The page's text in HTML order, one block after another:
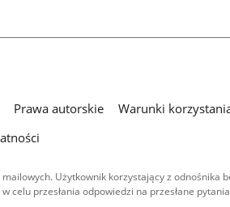
Prawa autorskie Warunki
Użytkownik korzystający z
przesłania odpowiedzi na przesłane